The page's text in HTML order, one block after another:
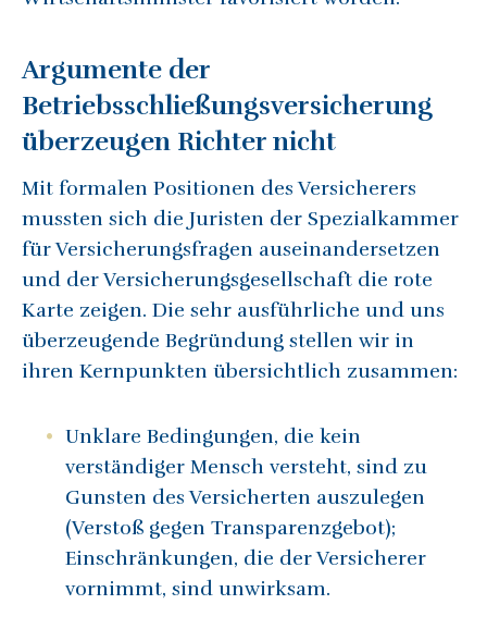
Argumente der
Betriebsschließungsversicherung
überzeugen Richter nicht
Mit formalen Positionen des Versicherers
mussten sich die Juristen der Spezialkammer
für Versicherungsfragen auseinandersetzen
und der Versicherungsgesellschaft die rote
Karte zeigen. Die sehr ausführliche und uns
überzeugende Begründung stellen wir in
ihren Kernpunkten übersichtlich zusammen:
Unklare Bedingungen, die kein
verständiger Mensch versteht, sind zu
Gunsten des Versicherten auszulegen
(Verstoß gegen Transparenzgebot);
Einschränkungen, die der Versicherer
vornimmt, sind unwirksam.